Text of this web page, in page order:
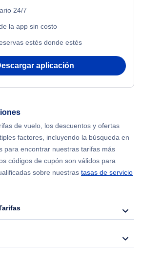
to Mumbai
to Nueva York
to Seúl
to Hong Kong
24/7
la app sin costo
estés donde estés
aplicación
de vuelo, los descuentos y ofertas
factores, incluyendo la búsqueda en
para encontrar nuestras tarifas más
códigos de cupón son válidos para
sobre nuestras tasas de servicio